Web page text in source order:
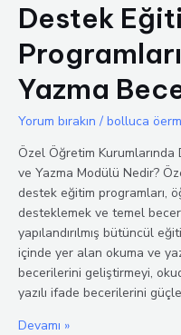
Eğitimi
Modülünün
Önemi
Destek
Yazma
Yorum bırakın / bolluca öerm
Özel Öğretim Kurumlarında
ve Yazma Modülü Nedir?
destek eğitim programları,
desteklemek ve temel
yapılandırılmış bütüncül
içinde yer alan okuma ve
becerilerini geliştirmeyi,
yazılı ifade becerilerini
Destek
Devamı »